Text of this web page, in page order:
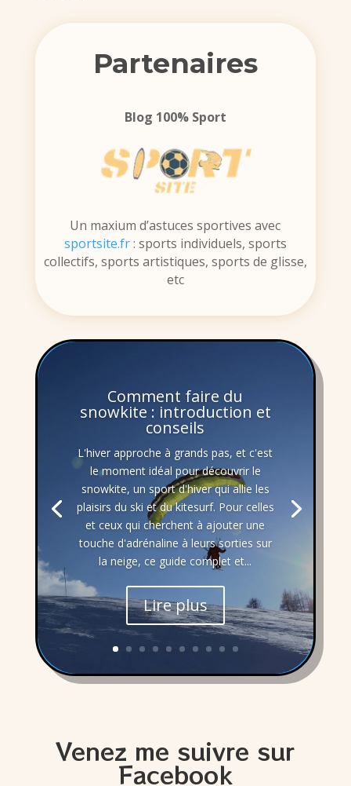
Partenaires
Blog 100% Sport
Un maxium d’astuces sportives avec
sportsite.fr: sports individuels, sports
collectifs, sports artistiques, sports de glisse,
etc
Comment faire du
snowkite : introduction et
conseils
L'hiver approche à grands pas, et c'est
le moment idéal pour découvrir le
snowkite, un sport d'hiver qui allie les
plaisirs du ski et du kitesurf. Pour celles
et ceux qui cherchent à ajouter une
touche d'adrénaline à leurs sorties sur
la neige, ce guide complet et...
Lire plus
Venez me suivre sur
Facebook